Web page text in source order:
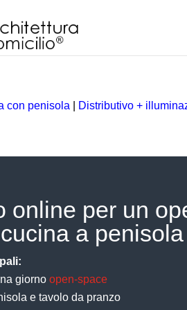
con penisola Distributivo +
online per un
a penisola
giorno open-space
e tavolo da pranzo